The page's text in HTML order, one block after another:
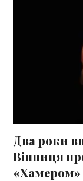
Два роки
Вінниця
«Хамером»